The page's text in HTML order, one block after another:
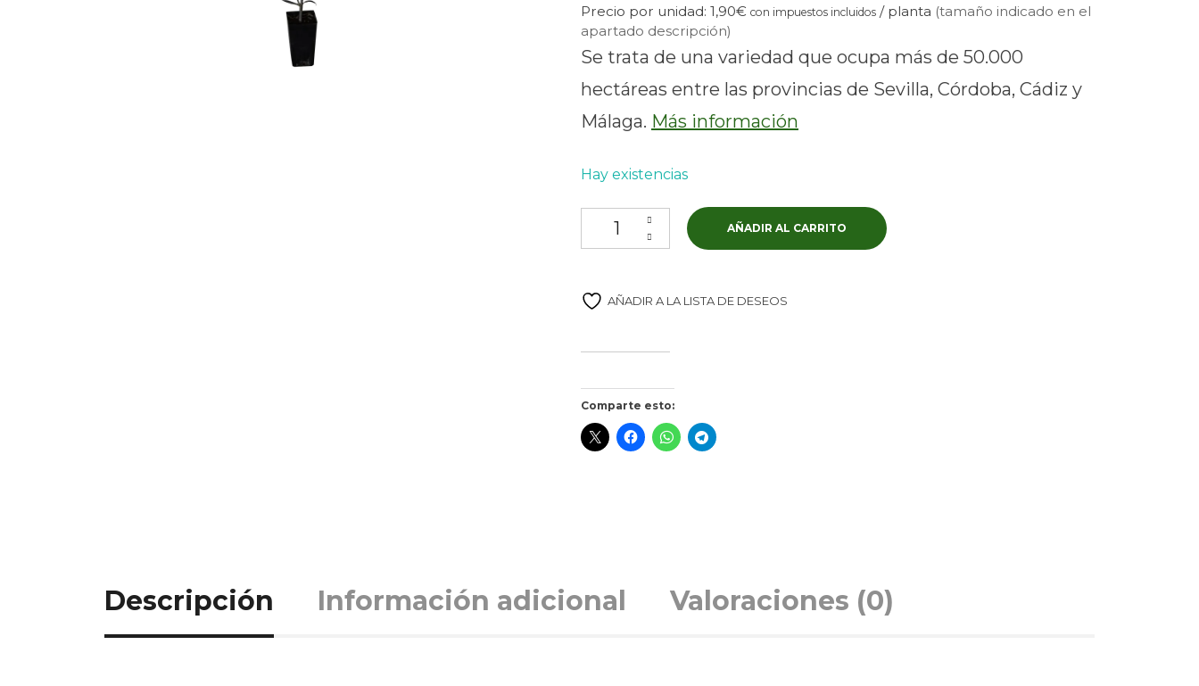
Precio por unidad: 1,90€ con impuestos incluidos / planta (tamaño indicado en el
apartado descripción)
Se trata de una variedad que ocupa más de 50.000
hectáreas entre las provincias de Sevilla, Córdoba, Cádiz y
Málaga. Más información
Hay existencias
Lechín de Sevilla cantidad
AÑADIR AL CARRITO
AÑADIR A LA LISTA DE DESEOS
Comparte esto:
Descripción Información adicional Valoraciones (0)